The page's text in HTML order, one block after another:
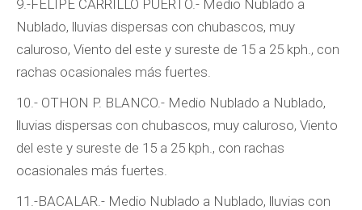
9.-FELIPE CARRILLO PUERTO.- Medio Nublado a
Nublado, lluvias dispersas con chubascos, muy
caluroso, Viento del este y sureste de 15 a 25 kph., con
rachas ocasionales más fuertes.
10.- OTHON P. BLANCO.- Medio Nublado a Nublado,
lluvias dispersas con chubascos, muy caluroso, Viento
del este y sureste de 15 a 25 kph., con rachas
ocasionales más fuertes.
11.-BACALAR.- Medio Nublado a Nublado, lluvias con